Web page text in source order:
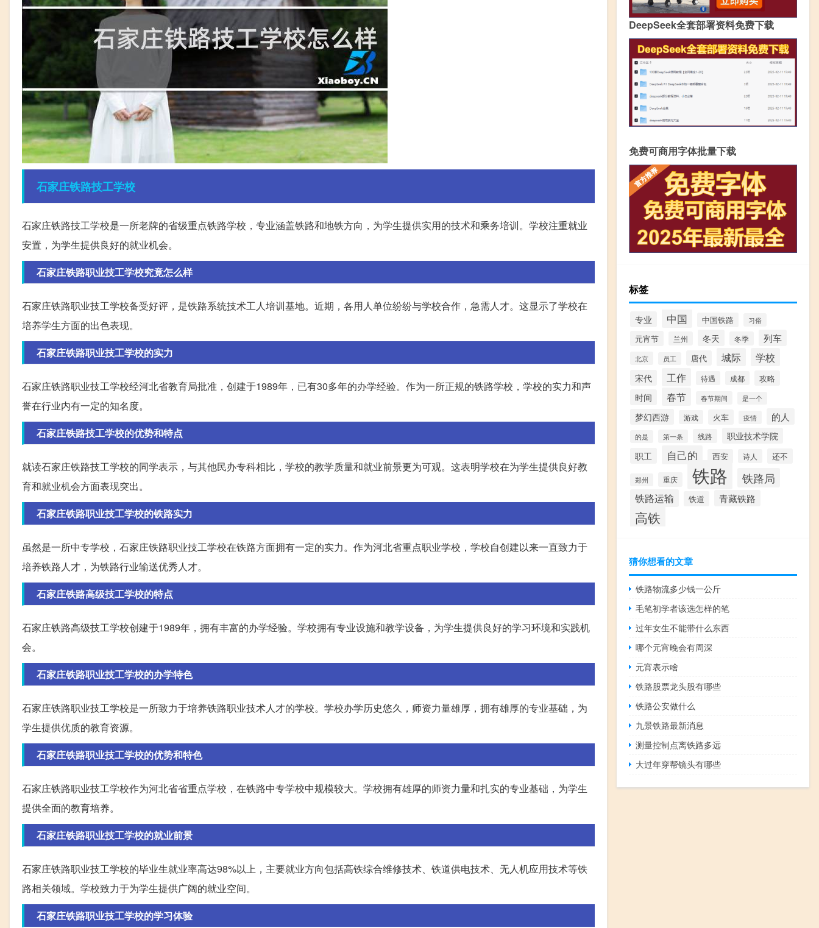
石家庄铁路技工学校
石家庄铁路技工学校是一所老牌的省级重点铁路学校，专业涵盖铁路和地铁方向，为学生提供实用的技术和乘务培训。学校注重就业
安置，为学生提供良好的就业机会。
石家庄铁路职业技工学校究竟怎么样
石家庄铁路职业技工学校备受好评，是铁路系统技术工人培训基地。近期，各用人单位纷纷与学校合作，急需人才。这显示了学校在
培养学生方面的出色表现。
石家庄铁路职业技工学校的实力
石家庄铁路职业技工学校经河北省教育局批准，创建于1989年，已有30多年的办学经验。作为一所正规的铁路学校，学校的实力和声
誉在行业内有一定的知名度。
石家庄铁路技工学校的优势和特点
就读石家庄铁路技工学校的同学表示，与其他民办专科相比，学校的教学质量和就业前景更为可观。这表明学校在为学生提供良好教
育和就业机会方面表现突出。
石家庄铁路职业技工学校的铁路实力
虽然是一所中专学校，石家庄铁路职业技工学校在铁路方面拥有一定的实力。作为河北省重点职业学校，学校自创建以来一直致力于
培养铁路人才，为铁路行业输送优秀人才。
石家庄铁路高级技工学校的特点
石家庄铁路高级技工学校创建于1989年，拥有丰富的办学经验。学校拥有专业设施和教学设备，为学生提供良好的学习环境和实践机
会。
石家庄铁路职业技工学校的办学特色
石家庄铁路职业技工学校是一所致力于培养铁路职业技术人才的学校。学校办学历史悠久，师资力量雄厚，拥有雄厚的专业基础，为
学生提供优质的教育资源。
石家庄铁路职业技工学校的优势和特色
石家庄铁路职业技工学校作为河北省省重点学校，在铁路中专学校中规模较大。学校拥有雄厚的师资力量和扎实的专业基础，为学生
提供全面的教育培养。
石家庄铁路职业技工学校的就业前景
石家庄铁路职业技工学校的毕业生就业率高达98%以上，主要就业方向包括高铁综合维修技术、铁道供电技术、无人机应用技术等铁
路相关领域。学校致力于为学生提供广阔的就业空间。
石家庄铁路职业技工学校的学习体验
DeepSeek全套部署资料免费下载
免费可商用字体批量下载
标签
专业 中国 中国铁路 习俗
元宵节 兰州 冬天 冬季 列车
北京 员工 唐代 城际 学校
宋代 工作 待遇 成都 攻略
时间 春节 春节期间 是一个
梦幻西游 游戏 火车 疫情 的人
的是 第一条 线路
职业技术学院
职工
自己的 西安 诗人 还不
郑州 重庆 铁路 铁路局
铁路运输 铁道 青藏铁路
高铁
猜你想看的文章
铁路物流多少钱一公斤
毛笔初学者该选怎样的笔
过年女生不能带什么东西
哪个元宵晚会有周深
元宵表示啥
铁路股票龙头股有哪些
铁路公安做什么
九景铁路最新消息
测量控制点离铁路多远
大过年穿帮镜头有哪些